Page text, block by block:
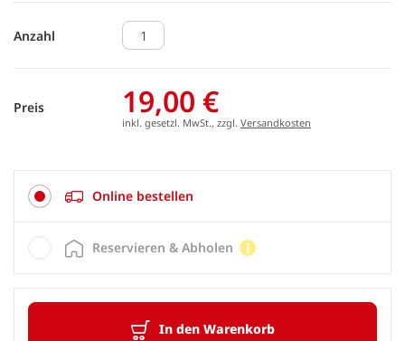
Anzahl
Preis 19,00 €
inkl. gesetzl. MwSt., zzgl. Versandkosten
Online bestellen
In den Warenkorb
Reservieren & Abholen